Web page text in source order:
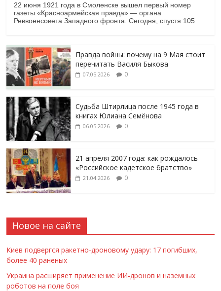
22 июня 1921 года в Смоленске вышел первый номер
газеты «Красноармейская правда» — органа
Реввоенсовета Западного фронта. Сегодня, спустя 105
Правда войны: почему на 9 Мая стоит
перечитать Василя Быкова
07.05.2026 0
Судьба Штирлица после 1945 года в
книгах Юлиана Семёнова
06.05.2026 0
21 апреля 2007 года: как рождалось
«Российское кадетское братство»
21.04.2026 0
Новое на сайте
Киев подвергся ракетно-дроновому удару: 17 погибших,
более 40 раненых
Украина расширяет применение ИИ-дронов и наземных
роботов на поле боя